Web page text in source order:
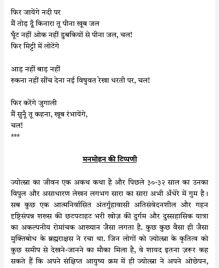
फिर जायेंगे नदी पर
मैं तोड़ दूँ किनारा तू पीना खूब जल
घूँट नहीं ओक नहीं डुबकियों से पीना जल, चल!
फिर मिट्टी में लोटेंगे
आड़ नहीं बाड़ नहीं
रुकना नहीं सींच देना नई विषुवत रेखा धरती पर, चल!
फिर करेंगे जुगाली
मैं सुनूँ तू कहना, खूब रंभायेंगे,
चल!
***
मनमोहन की टिप्पणी
ज्योत्स्ना का जीवन एक अकथ कथा है और पिछले ३०-३२ साल का उनका
विपुल और असाधारण लेखन लगभग सारा का सारा अभी अँधेरे में गुम है।
सब कुछ एक आत्मनिर्वासित अंतर्गुहावासी अतिसंवेदनशील और गहन
दृष्टिसंपन्न शख्स की छटपटाहट भरी खोज़ की दुर्गम और दुस्सहासिक यात्रा
का अकल्पनीय रोमांचक आख्यान जैसा लगता है. कुछ कुछ वैसा ही जैसा
मुक्तिबोध के ब्रह्मराक्षस ने रचा था. जिन लोगों को ज्योत्स्ना के कृतित्व को
कुछ समीप से देखने-जानने का मौका मिला है, वे शायद इतना ज़रूर कह
सकते हैं कि अपने संक्षिप्त आयुष्य क्रम में ही ज्योत्स्ना ने अपने ओछेपन,